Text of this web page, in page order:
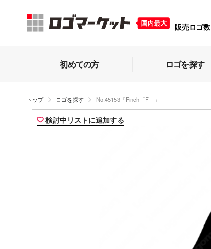
販売ロゴ数
初めての方 ロゴを探す
トップ ロゴを探す No.45153「Finch「F」」
検討中リストに追加する